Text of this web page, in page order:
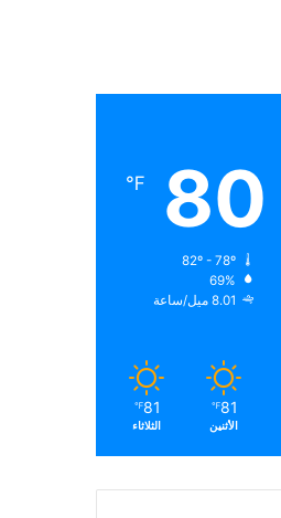
80
℉
69%
8.01 ميل/ساعة
81
℉
الأثنين
81
℉
الثلاثاء